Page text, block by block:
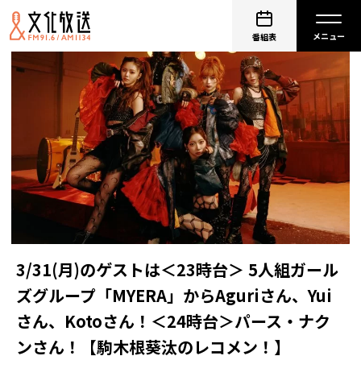
番組表
3/31(月)のゲストは＜23時台＞ 5人組ガール
ズグループ「MYERA」からAguriさん、Yui
さん、Kotoさん！＜24時台＞パース・ナク
ンさん！【駒木根葵汰のレコメン！】